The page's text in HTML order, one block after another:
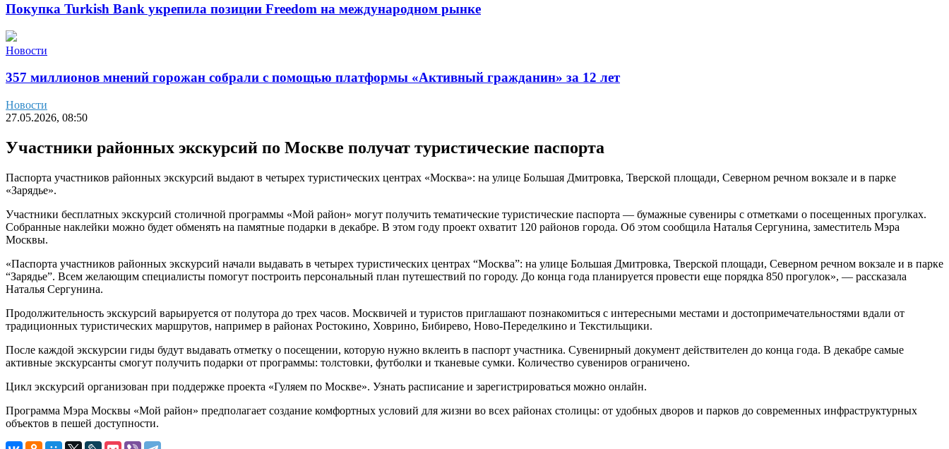
Покупка Turkish Bank укрепила позиции Freedom на международном рынке
Новости
357 миллионов мнений горожан собрали с помощью платформы «Активный гражданин» за 12 лет
Новости
27.05.2026, 08:50
Участники районных экскурсий по Москве получат туристические паспорта
Паспорта участников районных экскурсий выдают в четырех туристических центрах «Москва»: на улице Большая Дмитровка, Тверской площади, Северном речном вокзале и в парке
«Зарядье».
Участники бесплатных экскурсий столичной программы «Мой район» могут получить тематические туристические паспорта — бумажные сувениры с отметками о посещенных прогулках.
Собранные наклейки можно будет обменять на памятные подарки в декабре. В этом году проект охватит 120 районов города. Об этом сообщила Наталья Сергунина, заместитель Мэра
Москвы.
«Паспорта участников районных экскурсий начали выдавать в четырех туристических центрах “Москва”: на улице Большая Дмитровка, Тверской площади, Северном речном вокзале и в парке
“Зарядье”. Всем желающим специалисты помогут построить персональный план путешествий по городу. До конца года планируется провести еще порядка 850 прогулок», — рассказала
Наталья Сергунина.
Продолжительность экскурсий варьируется от полутора до трех часов. Москвичей и туристов приглашают познакомиться с интересными местами и достопримечательностями вдали от
традиционных туристических маршрутов, например в районах Ростокино, Ховрино, Бибирево, Ново-Переделкино и Текстильщики.
После каждой экскурсии гиды будут выдавать отметку о посещении, которую нужно вклеить в паспорт участника. Сувенирный документ действителен до конца года. В декабре самые
активные экскурсанты смогут получить подарки от программы: толстовки, футболки и тканевые сумки. Количество сувениров ограничено.
Цикл экскурсий организован при поддержке проекта «Гуляем по Москве». Узнать расписание и зарегистрироваться можно онлайн.
Программа Мэра Москвы «Мой район» предполагает создание комфортных условий для жизни во всех районах столицы: от удобных дворов и парков до современных инфраструктурных
объектов в пешей доступности.